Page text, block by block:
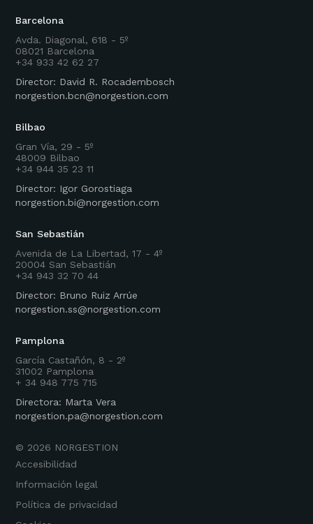
Barcelona
Avda. Diagonal, 618 - 5º
08021 Barcelona
+34 933 42 62 27
Director: David R. Rocadembosch
norgestion.bcn@norgestion.com
Bilbao
Gran Vía, 29 - 5º
48009 Bilbao
+34 944 35 23 11
Director: Igor Gorostiaga
norgestion.bi@norgestion.com
San Sebastián
Avenida de La Libertad, 17 - 4º
20004 San Sebastián
+34 943 32 70 44
Director: Bruno Ruiz Arrúe
norgestion.ss@norgestion.com
Pamplona
García Castañón, 8 - 2º
31002 Pamplona
+ 34 948 775 715
Directora: Marta Vera
norgestion.pa@norgestion.com
Accesibilidad
Información legal
Política de privacidad
© 2026 NORGESTION